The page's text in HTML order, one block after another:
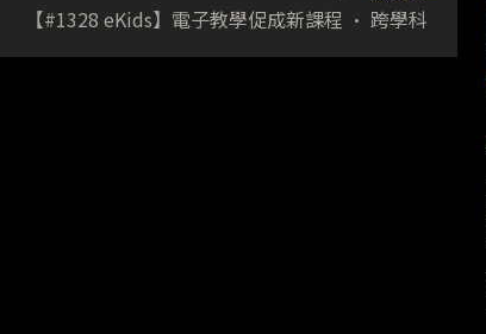
【#1328 eKids】電子教學促成新課程 • 跨學科